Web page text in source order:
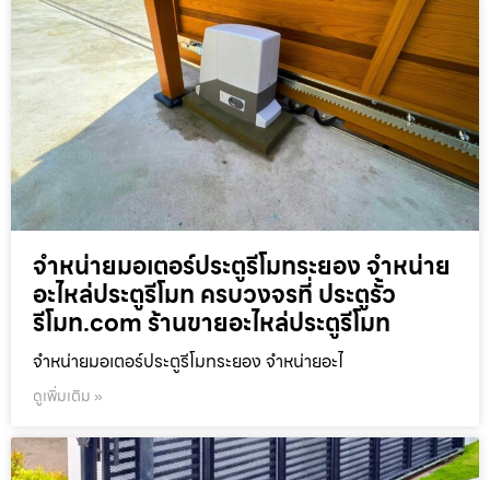
จำหน่ายมอเตอร์ประตูรีโมทระยอง จำหน่าย
อะไหล่ประตูรีโมท ครบวงจรที่ ประตูรั้ว
รีโมท.com ร้านขายอะไหล่ประตูรีโมท
จำหน่ายมอเตอร์ประตูรีโมทระยอง จำหน่ายอะไ
ดูเพิ่มเติม »